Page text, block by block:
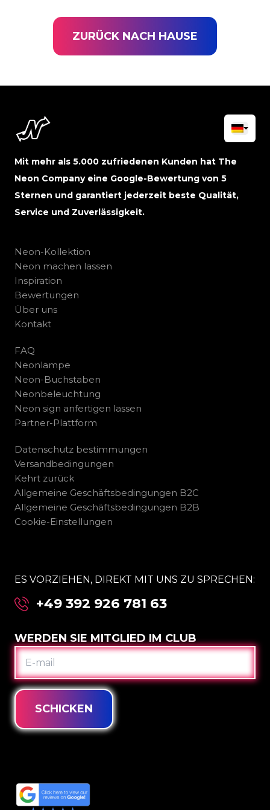
ZURÜCK NACH HAUSE
Mit mehr als 5.000 zufriedenen Kunden hat The
Neon Company eine Google-Bewertung von 5
Sternen und garantiert jederzeit beste Qualität,
Service und Zuverlässigkeit.
Neon-Kollektion
Neon machen lassen
Inspiration
Bewertungen
Über uns
Kontakt
FAQ
Neonlampe
Neon-Buchstaben
Neonbeleuchtung
Neon sign anfertigen lassen
Partner-Plattform
Datenschutz bestimmungen
Versandbedingungen
Kehrt zurück
Allgemeine Geschäftsbedingungen B2C
Allgemeine Geschäftsbedingungen B2B
Cookie-Einstellungen
ES VORZIEHEN, DIREKT MIT UNS ZU SPRECHEN:
+49 392 926 781 63
WERDEN SIE MITGLIED IM CLUB
E-
MAIL
SCHICKEN